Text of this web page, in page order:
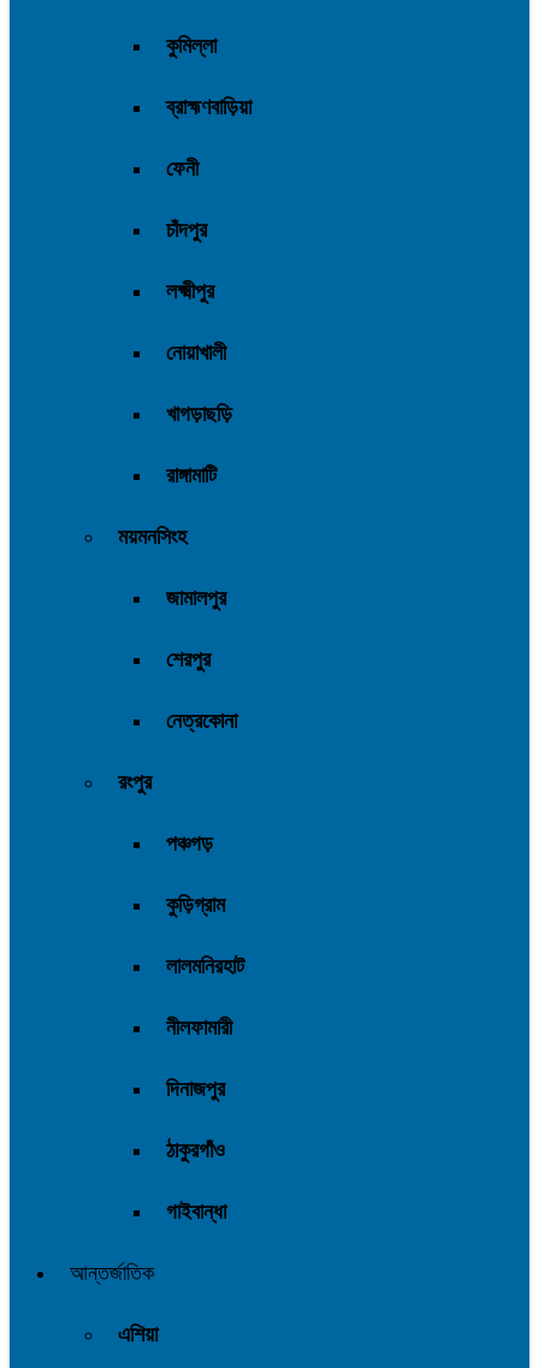
কুমিল্লা
ব্রাহ্মণবাড়িয়া
ফেনী
চাঁদপুর
লক্ষ্মীপুর
নোয়াখালী
খাগড়াছড়ি
রাঙ্গামাটি
ময়মনসিংহ
জামালপুর
শেরপুর
নেত্রকোনা
রংপুর
পঞ্চগড়
কুড়িগ্রাম
লালমনিরহাট
নীলফামারী
দিনাজপুর
ঠাকুরগাঁও
গাইবান্ধা
আন্তর্জাতিক
এশিয়া